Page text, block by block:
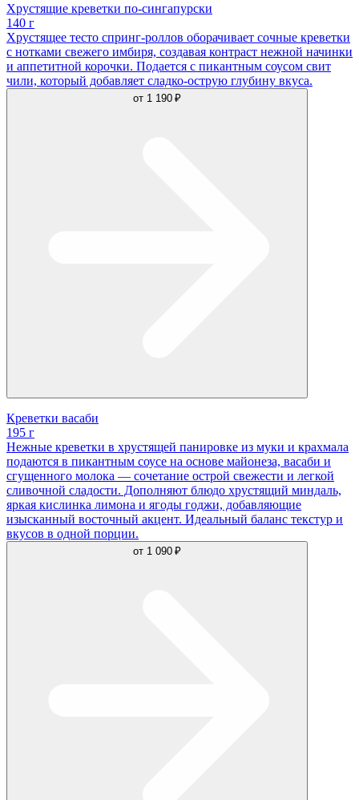
Хрустящие креветки по-сингапурски
140 г
Хрустящее тесто спринг-роллов оборачивает сочные креветки
с нотками свежего имбиря, создавая контраст нежной начинки
и аппетитной корочки. Подается с пикантным соусом свит
чили, который добавляет сладко-острую глубину вкуса.
от 1 190 ₽
Креветки васаби
195 г
Нежные креветки в хрустящей панировке из муки и крахмала
подаются в пикантным соусе на основе майонеза, васаби и
сгущенного молока — сочетание острой свежести и легкой
сливочной сладости. Дополняют блюдо хрустящий миндаль,
яркая кислинка лимона и ягоды годжи, добавляющие
изысканный восточный акцент. Идеальный баланс текстур и
вкусов в одной порции.
от 1 090 ₽